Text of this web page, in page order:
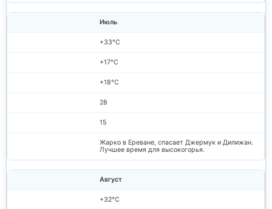
Июль
+33°C
+17°C
+18°C
28
15
Жарко в Ереване, спасает Джермук и Дилижан.
Лучшее время для высокогорья.
Август
+32°C